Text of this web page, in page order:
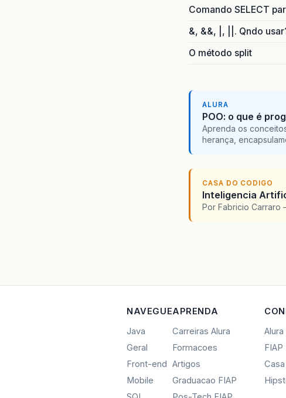
Comando SELECT
&, &&, |, ||. Qndo
O método split
ALURA
POO: o que é
Aprenda os
herança,
CASA DO CODIGO
Inteligencia
Por Fabricio Carraro
NAVEGUE
Java
Geral
Front-end
Mobile
APRENDA
Carreiras Alura
Formacoes
Artigos
Graduacao FIAP
Alura
FIAP